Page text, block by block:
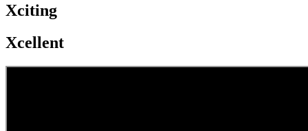
Xciting
Xcellent